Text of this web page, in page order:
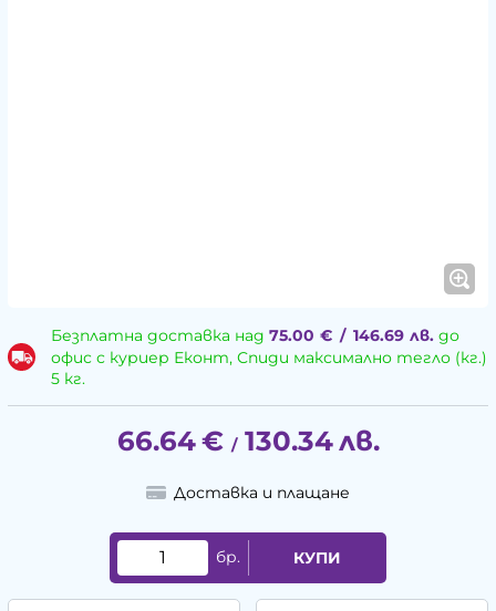
Безплатна доставка над 75.00 € / 146.69 лв.до
офис с куриер Еконт, Спиди максимално тегло (кг.)
5 кг.
66.64€ / 130.34лв.
Доставка и плащане
бр. КУПИ